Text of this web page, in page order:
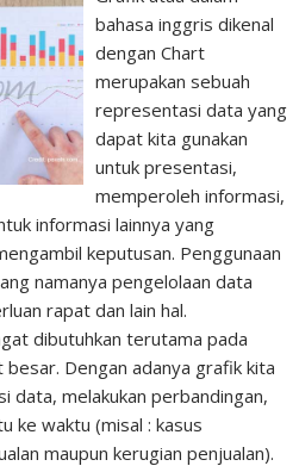
bahasa inggris dikenal
dengan Chart
merupakan sebuah
representasi data yang
dapat kita gunakan
untuk presentasi,
memperoleh informasi,
informasi lainnya yang
keputusan. Penggunaan
namanya pengelolaan data
rapat dan lain hal.
dibutuhkan terutama pada
Dengan adanya grafik kita
data, melakukan perbandingan,
ke waktu (misal : kasus
maupun kerugian penjualan).